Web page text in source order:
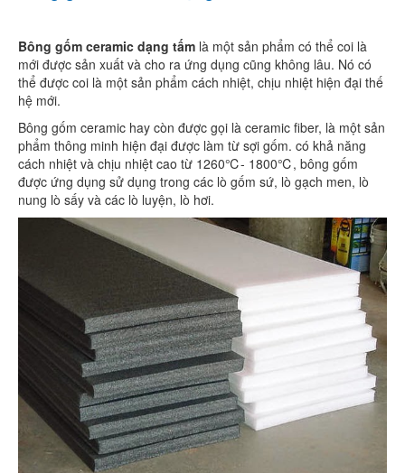
Bông gốm ceramic dạng tấm là một sản phẩm có thể coi là
mới được sản xuất và cho ra ứng dụng cũng không lâu. Nó có
thể được coi là một sản phẩm cách nhiệt, chịu nhiệt hiện đại thế
hệ mới.
Bông gốm ceramic hay còn được gọi là ceramic fiber, là một sản
phẩm thông minh hiện đại được làm từ sợi gốm. có khả năng
cách nhiệt và chịu nhiệt cao từ 1260℃- 1800℃, bông gốm
được ứng dụng sử dụng trong các lò gốm sứ, lò gạch men, lò
nung lò sấy và các lò luyện, lò hơi.